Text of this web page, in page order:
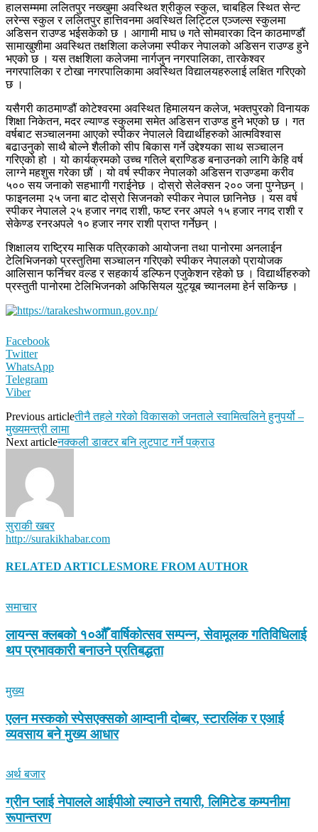
हालसम्ममा ललितपुर नख्खुमा अवस्थित श्रीकुल स्कुल, चाबहिल स्थित सेन्ट
लरेन्स स्कुल र ललितपुर हात्तिवनमा अवस्थित लिट्टिल एञ्जल्स स्कुलमा
अडिसन राउण्ड भईसकेको छ । आगामी माघ ७ गते सोमवारका दिन काठमाण्डौं
सामाखुशीमा अवस्थित तक्षशिला कलेजमा स्पीकर नेपालको अडिसन राउण्ड हुने
भएको छ । यस तक्षशिला कलेजमा नार्गजुन नगरपालिका, तारकेश्वर
नगरपालिका र टोखा नगरपालिकामा अवस्थित विद्यालयहरुलाई लक्षित गरिएको
छ ।
यसैगरी काठमाण्डौं कोटेश्वरमा अवस्थित हिमालयन कलेज, भक्तपुरको विनायक
शिक्षा निकेतन, मदर ल्याण्ड स्कुलमा समेत अडिसन राउण्ड हुने भएको छ । गत
वर्षबाट सञ्चालनमा आएको स्पीकर नेपालले विद्यार्थीहरुको आत्मविश्वास
बढाउनुको साथै बोल्ने शैलीको सीप बिकास गर्ने उद्देश्यका साथ सञ्चालन
गरिएको हो । यो कार्यक्रमको उच्च गतिले ब्राण्डिङ बनाउनको लागि केहि वर्ष
लाग्ने महशुस गरेका छौं । यो वर्ष स्पीकर नेपालको अडिसन राउण्डमा करीव
५०० सय जनाको सहभाागी गराईनेछ । दोस्रो सेलेक्सन २०० जना पुग्नेछन् ।
फाइनलमा २५ जना बाट दोस्रो सिजनको स्पीकर नेपाल छानिनेछ । यस वर्ष
स्पीकर नेपालले २५ हजार नगद राशी, फष्ट रनर अपले १५ हजार नगद राशी र
सेकेण्ड रनरअपले १० हजार नगर राशी प्राप्त गर्नेछन् ।
शिक्षालय राष्ट्रिय मासिक पत्रिकाको आयोजना तथा पानोरमा अनलाईन
टेलिभिजनको प्रस्तुतिमा सञ्चालन गरिएको स्पीकर नेपालको प्रायोजक
आलिसान फर्निचर वल्ड र सहकार्य डल्फिन एजुकेशन रहेको छ । विद्यार्थीहरुको
प्रस्तुती पानोरमा टेलिभिजनको अफिसियल युट्यूब च्यानलमा हेर्न सकिन्छ ।
Facebook
Twitter
WhatsApp
Telegram
Viber
Previous articleतीनै तहले गरेको विकासको जनताले स्वामित्वलिने हुनुपर्यो –
मुख्यमन्त्री लामा
Next articleनक्कली डाक्टर बनि लुटपाट गर्ने पक्राउ
सुराकी खबर
http://surakikhabar.com
RELATED ARTICLESMORE FROM AUTHOR
समाचार
लायन्स क्लबको १०औँ वार्षिकोत्सव सम्पन्न, सेवामूलक गतिविधिलाई
थप प्रभावकारी बनाउने प्रतिबद्धता
मुख्य
एलन मस्कको स्पेसएक्सको आम्दानी दोब्बर, स्टारलिंक र एआई
व्यवसाय बने मुख्य आधार
अर्थ बजार
ग्रीन प्लाई नेपालले आईपीओ ल्याउने तयारी, लिमिटेड कम्पनीमा
रूपान्तरण